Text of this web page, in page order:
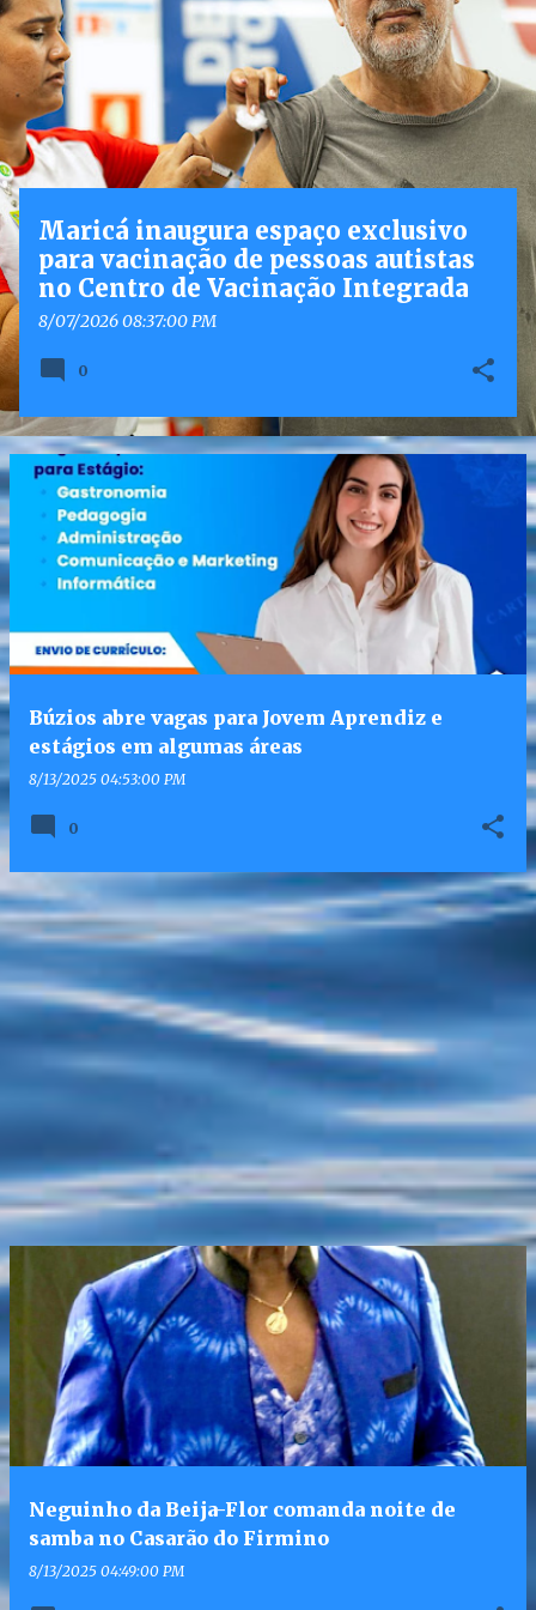
o
s
t
a
g
e
n
s
Maricá inaugura espaço exclusivo
para vacinação de pessoas autistas
no Centro de Vacinação Integrada
8/07/2026 08:37:00 PM
0
Búzios abre vagas para Jovem Aprendiz e
estágios em algumas áreas
8/13/2025 04:53:00 PM
0
Neguinho da Beija-Flor comanda noite de
samba no Casarão do Firmino
8/13/2025 04:49:00 PM